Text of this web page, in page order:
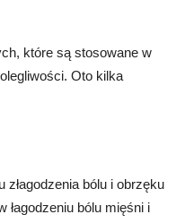
które są stosowane w
Oto kilka
bólu i obrzęku
łagodzeniu bólu mięśni i